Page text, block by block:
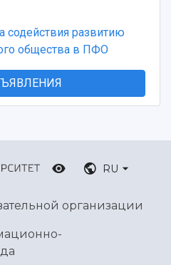
содействия развитию
общества в ПФО
RU
организации